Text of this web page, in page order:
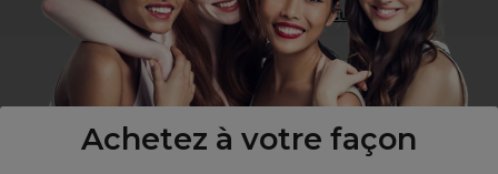
Achetez à votre façon
Visitez notre site pour les particuliers!